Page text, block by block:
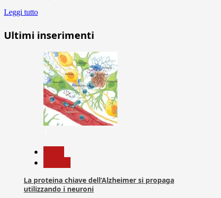
Leggi tutto
Ultimi inserimenti
La proteina chiave dell’Alzheimer si propaga
utilizzando i neuroni